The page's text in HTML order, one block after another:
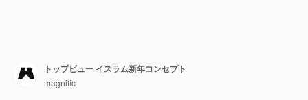
トップビュー イスラム新年コンセプト
magnific